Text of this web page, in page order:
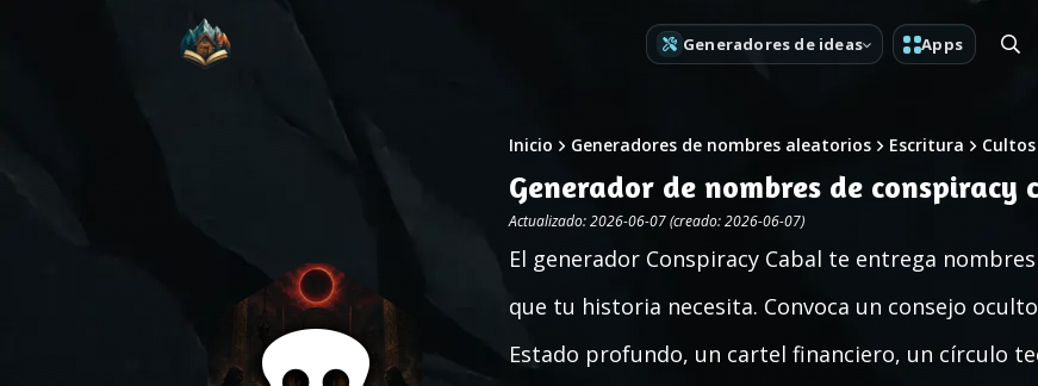
Generadores de ideas Apps
Inicio Generadores de nombres aleatorios Escritura Cultos
Generador de nombres de conspiracy
Actualizado: 2026-06-07 (creado: 2026-06-07)
El generador Conspiracy Cabal te entrega
que tu historia necesita. Convoca un consejo
Estado profundo, un cartel financiero, un círculo